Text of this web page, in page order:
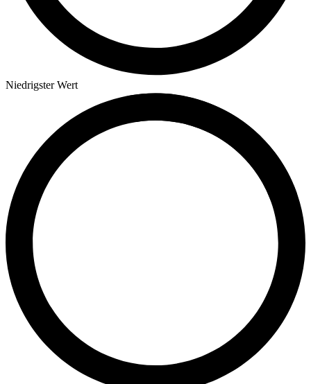
Niedrigster Wert